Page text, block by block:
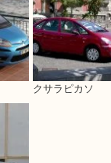
クサラピカソ